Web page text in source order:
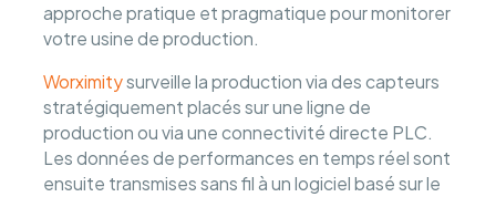
approche pratique et pragmatique pour monitorer
votre usine de production.
Worximitysurveille la production via des capteurs
stratégiquement placés sur une ligne de
production ou via une connectivité directe PLC.
Les données de performances en temps réel sont
ensuite transmises sans fil à un logiciel basé sur le